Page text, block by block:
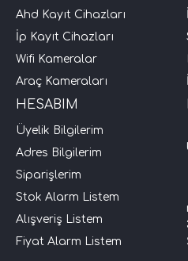
Ahd Kayıt Cihazları
İp Kayıt Cihazları
Wifi Kameralar
Araç Kameraları
HESABIM
Üyelik Bilgilerim
Adres Bilgilerim
Siparişlerim
Stok Alarm Listem
Alışveriş Listem
Fiyat Alarm Listem